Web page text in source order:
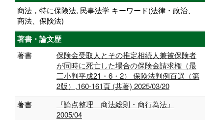
商法，特に保険法, 民事法学 キーワード(法律・政治、
商法、保険法)
著書・論文歴
著書
保険金受取人とその推定相続人兼被保険者
が同時に死亡した場合の保険金請求権（最
三小判平成21・6・2） 保険法判例百選（第
2版）,160-161頁 (共著) 2025/03/20
著書
『論点整理 商法総則・商行為法』
2005/04